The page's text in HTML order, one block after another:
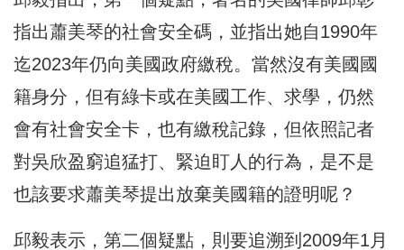
指出蕭美琴的社會安全碼，並指出她自1990年
迄2023年仍向美國政府繳稅。當然沒有美國國
籍身分，但有綠卡或在美國工作、求學，仍然
會有社會安全卡，也有繳稅記錄，但依照記者
對吳欣盈窮追猛打、緊迫盯人的行為，是不是
也該要求蕭美琴提出放棄美國籍的證明呢？
邱毅表示，第二個疑點，則要追溯到2009年1月